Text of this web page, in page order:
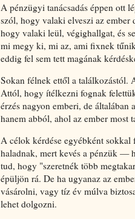
A pénzügyi tanácsadás éppen ott
szól, hogy valaki elveszi az ember
hogy valaki leül, végighallgat, és
mi megy ki, mi az, ami fixnek
eddig fel sem tett magának
Sokan félnek ettől a találkozástól.
Attól, hogy ítélkezni fognak
érzés nagyon emberi, de
hanem abból, ahol az ember most
A célok kérdése egyébként
haladnak, mert kevés a pénzük —
tud, hogy "szeretnék több
épüljön rá. De ha ugyanaz az
vásárolni, vagy tíz év múlva
lehet dolgozni.